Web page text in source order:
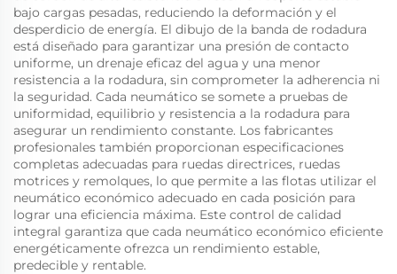
bajo cargas pesadas, reduciendo la deformación y el
desperdicio de energía. El dibujo de la banda de rodadura
está diseñado para garantizar una presión de contacto
uniforme, un drenaje eficaz del agua y una menor
resistencia a la rodadura, sin comprometer la adherencia ni
la seguridad. Cada neumático se somete a pruebas de
uniformidad, equilibrio y resistencia a la rodadura para
asegurar un rendimiento constante. Los fabricantes
profesionales también proporcionan especificaciones
completas adecuadas para ruedas directrices, ruedas
motrices y remolques, lo que permite a las flotas utilizar el
neumático económico adecuado en cada posición para
lograr una eficiencia máxima. Este control de calidad
integral garantiza que cada neumático económico eficiente
energéticamente ofrezca un rendimiento estable,
predecible y rentable.